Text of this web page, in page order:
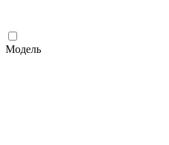
Модель